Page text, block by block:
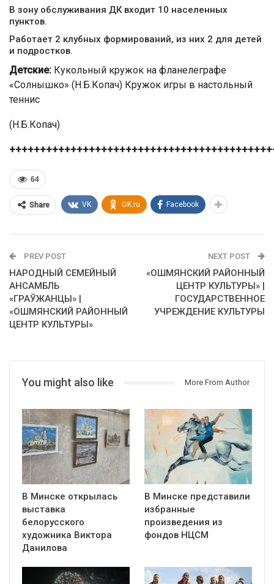
В зону обслуживания ДК входит 10 населенных
пунктов.
Работает 2 клубных формирований, из них 2 для детей
и подростков.
Детские: Кукольный кружок на фланелеграфе
«Солнышко» (Н.Б.Копач) Кружок игры в настольный
теннис
(Н.Б.Копач)
64
Share VK OK.ru Facebook
PREV POST
НАРОДНЫЙ СЕМЕЙНЫЙ
АНСАМБЛЬ
«ГРАЎЖАНЦЫ» |
«ОШМЯНСКИЙ РАЙОННЫЙ
ЦЕНТР КУЛЬТУРЫ»
NEXT POST
«ОШМЯНСКИЙ РАЙОННЫЙ
ЦЕНТР КУЛЬТУРЫ» |
ГОСУДАРСТВЕННОЕ
УЧРЕЖДЕНИЕ КУЛЬТУРЫ
You might also like More From Author
В Минске открылась
выставка
белорусского
художника Виктора
Данилова
В Минске представили
избранные
произведения из
фондов НЦСМ